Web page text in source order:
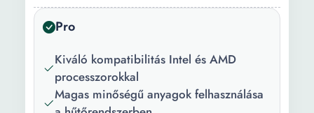
mm):
274×120×27 Vizes blokk:
Egyéb:
RGB világítás
Pro
Kiváló kompatibilitás Intel és AMD
processzorokkal
Magas minőségű anyagok felhasználása